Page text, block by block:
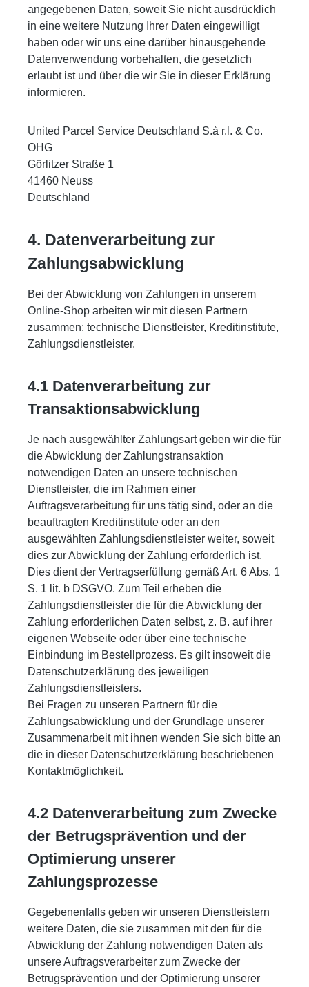
angegebenen Daten, soweit Sie nicht ausdrücklich
in eine weitere Nutzung Ihrer Daten eingewilligt
haben oder wir uns eine darüber hinausgehende
Datenverwendung vorbehalten, die gesetzlich
erlaubt ist und über die wir Sie in dieser Erklärung
informieren.
United Parcel Service Deutschland S.à r.l. & Co.
OHG
Görlitzer Straße 1
41460 Neuss
Deutschland
4. Datenverarbeitung zur
Zahlungsabwicklung
Bei der Abwicklung von Zahlungen in unserem
Online-Shop arbeiten wir mit diesen Partnern
zusammen: technische Dienstleister, Kreditinstitute,
Zahlungsdienstleister.
4.1 Datenverarbeitung zur
Transaktionsabwicklung
Je nach ausgewählter Zahlungsart geben wir die für
die Abwicklung der Zahlungstransaktion
notwendigen Daten an unsere technischen
Dienstleister, die im Rahmen einer
Auftragsverarbeitung für uns tätig sind, oder an die
beauftragten Kreditinstitute oder an den
ausgewählten Zahlungsdienstleister weiter, soweit
dies zur Abwicklung der Zahlung erforderlich ist.
Dies dient der Vertragserfüllung gemäß Art. 6 Abs. 1
S. 1 lit. b DSGVO. Zum Teil erheben die
Zahlungsdienstleister die für die Abwicklung der
Zahlung erforderlichen Daten selbst, z. B. auf ihrer
eigenen Webseite oder über eine technische
Einbindung im Bestellprozess. Es gilt insoweit die
Datenschutzerklärung des jeweiligen
Zahlungsdienstleisters.
Bei Fragen zu unseren Partnern für die
Zahlungsabwicklung und der Grundlage unserer
Zusammenarbeit mit ihnen wenden Sie sich bitte an
die in dieser Datenschutzerklärung beschriebenen
Kontaktmöglichkeit.
4.2 Datenverarbeitung zum Zwecke
der Betrugsprävention und der
Optimierung unserer
Zahlungsprozesse
Gegebenenfalls geben wir unseren Dienstleistern
weitere Daten, die sie zusammen mit den für die
Abwicklung der Zahlung notwendigen Daten als
unsere Auftragsverarbeiter zum Zwecke der
Betrugsprävention und der Optimierung unserer